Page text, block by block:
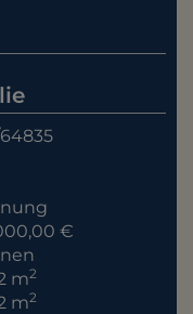
€
m2
m2